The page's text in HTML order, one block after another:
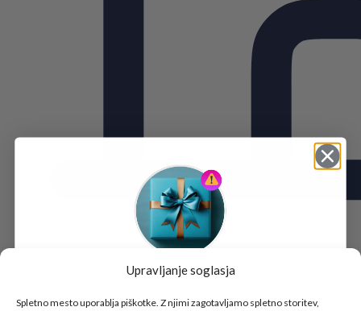
Upravljanje soglasja
Spletno mesto uporablja piškotke. Z njimi zagotavljamo spletno storitev,
Tukaj je!